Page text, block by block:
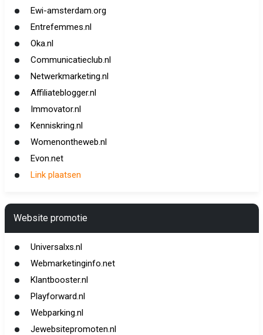
Ewi-amsterdam.org
Entrefemmes.nl
Oka.nl
Communicatieclub.nl
Netwerkmarketing.nl
Affiliateblogger.nl
Immovator.nl
Kenniskring.nl
Womenontheweb.nl
Evon.net
Link plaatsen
Website promotie
Universalxs.nl
Webmarketinginfo.net
Klantbooster.nl
Playforward.nl
Webparking.nl
Jewebsitepromoten.nl